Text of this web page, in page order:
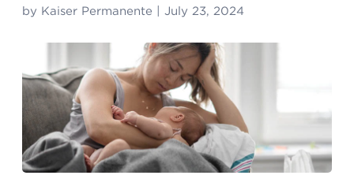
by Kaiser Permanente July 23, 2024